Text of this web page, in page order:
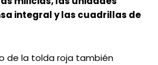
integral y las cuadrillas de
de la tolda roja también